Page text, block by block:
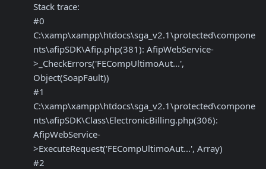
Stack trace:
#0
C:\xamp\xampp\htdocs\sga_v2.1\protected\compone
nts\afipSDK\Afip.php(381): AfipWebService-
>_CheckErrors('FECompUltimoAut...',
Object(SoapFault))
#1
C:\xamp\xampp\htdocs\sga_v2.1\protected\compone
nts\afipSDK\Class\ElectronicBilling.php(306):
AfipWebService-
>ExecuteRequest('FECompUltimoAut...', Array)
#2